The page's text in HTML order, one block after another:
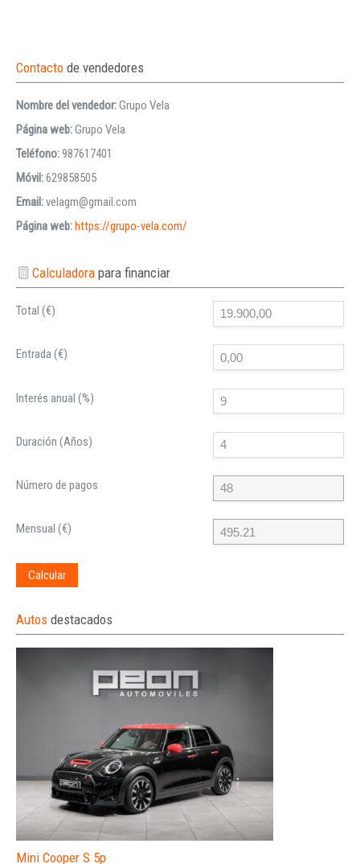
Contacto de vendedores
Nombre del vendedor:Grupo Vela
Página web:Grupo Vela
Teléfono:987617401
Móvil:629858505
Email:velagm@gmail.com
Página web:https://grupo-vela.com/
Calculadorapara financiar
Total (€)
Entrada (€)
Interés anual (%)
Duración (Años)
Número de pagos
Mensual (€)
Calcular
Autos destacados
Mini Cooper S 5p